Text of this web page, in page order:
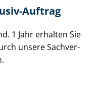
Auftrag
1 Jahr erhalten Sie
unsere Sach­ver­